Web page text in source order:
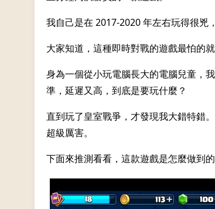
我自己是在 2017-2020 年左右玩得很兇
大家知道，這種即時對戰的遊戲最怕的
身為一個從小玩電腦長大的電腦兒童，
準，延遲又高，到底是要玩什麼？
直到玩了皇室戰爭，才發現我大錯特錯
超級厲害。
下面來推測看看，這款遊戲是怎麼做到